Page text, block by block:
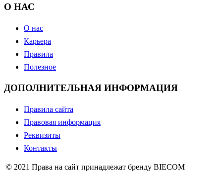
О НАС
О нас
Карьера
Правила
Полезное
ДОПОЛНИТЕЛЬНАЯ ИНФОРМАЦИЯ
Правила сайта
Правовая информация
Реквизиты
Контакты
© 2021 Права на сайт принадлежат бренду BIECOM